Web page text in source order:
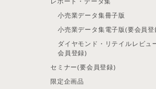
小売業データ集冊子版
小売業データ集電子版(要会員登
ダイヤモンド・リテイルレビュ
会員登録)
セミナー(要会員登録)
限定企画品